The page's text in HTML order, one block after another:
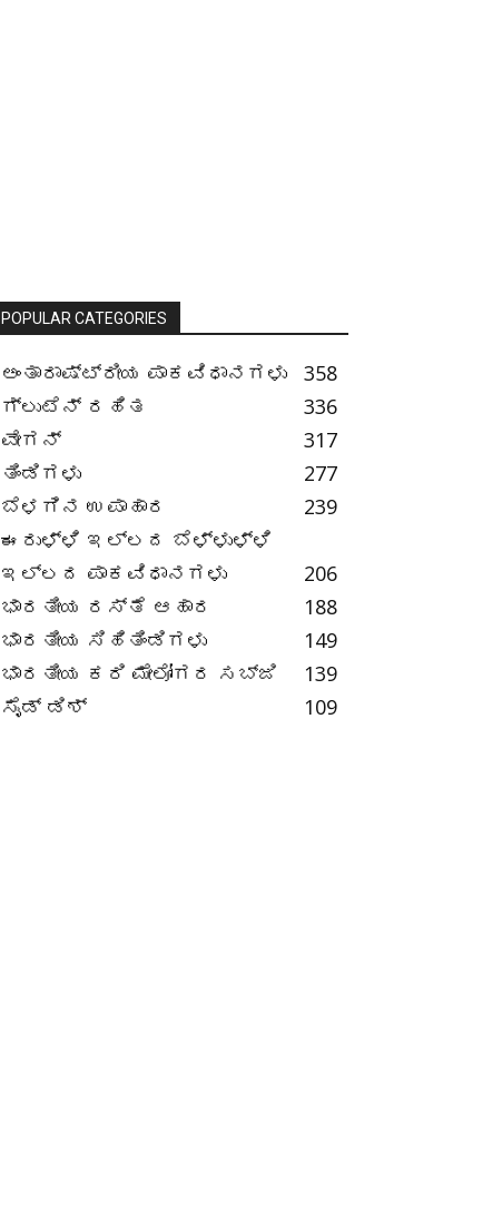
POPULAR CATEGORIES
ಅಂತಾರಾಷ್ಟ್ರೀಯ ಪಾಕವಿಧಾನಗಳು
358
ಗ್ಲುಟೆನ್ ರಹಿತ
336
ವೇಗನ್
317
ತಿಂಡಿಗಳು
277
ಬೆಳಗಿನ ಉಪಾಹಾರ
239
ಈರುಳ್ಳಿ ಇಲ್ಲದ ಬೆಳ್ಳುಳ್ಳಿ
ಇಲ್ಲದ ಪಾಕವಿಧಾನಗಳು
206
ಭಾರತೀಯ ರಸ್ತೆ ಆಹಾರ
188
ಭಾರತೀಯ ಸಿಹಿತಿಂಡಿಗಳು
149
ಭಾರತೀಯ ಕರಿ ಮೇಲೋಗರ ಸಬ್ಜಿ
139
ಸೈಡ್ ಡಿಶ್
109